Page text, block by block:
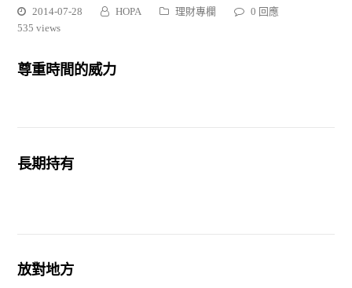
2014-07-28 HOPA 理財專欄
0 回應
535 views
尊重時間的威力
長期持有
放對地方